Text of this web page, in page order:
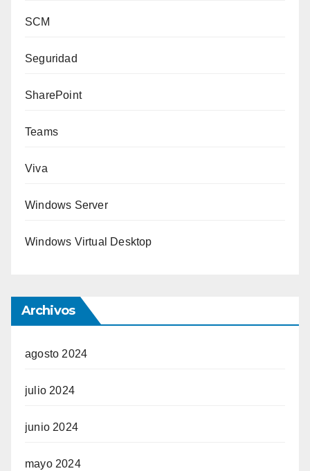
SCM
Seguridad
SharePoint
Teams
Viva
Windows Server
Windows Virtual Desktop
Archivos
agosto 2024
julio 2024
junio 2024
mayo 2024